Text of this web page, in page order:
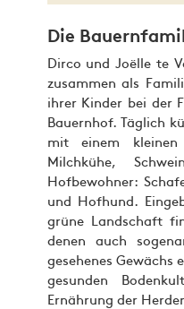
Die
Dirco und Joëlle te
zusammen als
ihrer Kinder bei der
Bauernhof. Täglich
mit einem
Milchkühe,
Hofbewohner:
und Hofhund.
grüne Landschaft
denen auch
gesehenes Gewächs
gesunden
Ernährung der